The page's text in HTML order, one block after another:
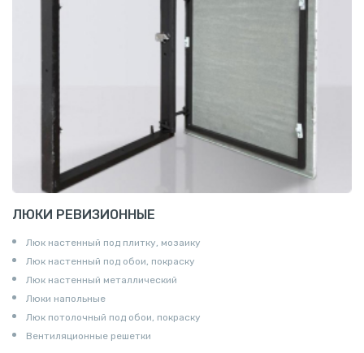
ЛЮКИ РЕВИЗИОННЫЕ
Люк настенный под плитку, мозаику
Люк настенный под обои, покраску
Люк настенный металлический
Люки напольные
Люк потолочный под обои, покраску
Вентиляционные решетки